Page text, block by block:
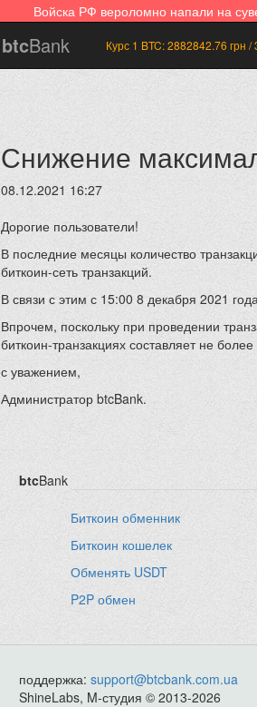
Войска РФ вероломно напали на
btcBank Курс 1 BTC:2882842.76 грн /
Снижение
08.12.2021 16:27
Дорогие пользователи!
В последние месяцы количество
биткоин-сеть транзакций.
В связи с этим с 15:00 8 декабря 2021
Впрочем, поскольку при проведении
биткоин-транзакциях составляет не
с уважением,
Администратор btcBank.
btcBank
Биткоин обменник
Биткоин кошелек
Обменять USDT
P2P обмен
поддержка: support@btcbank.com.ua
ShineLabs, M-студия © 2013-2026